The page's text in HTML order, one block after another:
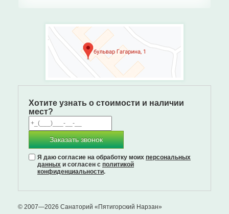
Хотите узнать о стоимости и наличии
мест?
Заказать звонок
Я даю согласие на обработку моих персональных
данных и согласен с политикой
конфиденциальности.
© 2007—2026 Санаторий «Пятигорский Нарзан»